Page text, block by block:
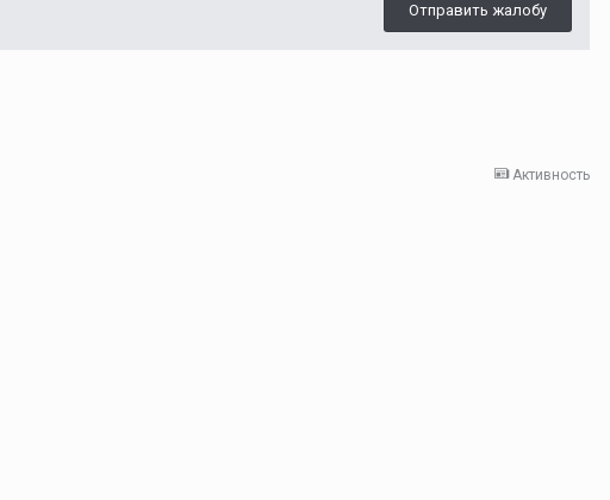
Отправить жалобу
Активность